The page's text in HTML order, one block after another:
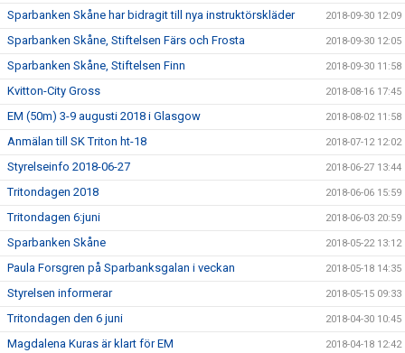
Sparbanken Skåne har bidragit till nya instruktörskläder 2018-09-30 12:09
Sparbanken Skåne, Stiftelsen Färs och Frosta 2018-09-30 12:05
Sparbanken Skåne, Stiftelsen Finn 2018-09-30 11:58
Kvitton-City Gross 2018-08-16 17:45
EM (50m) 3-9 augusti 2018 i Glasgow 2018-08-02 11:58
Anmälan till SK Triton ht-18 2018-07-12 12:02
Styrelseinfo 2018-06-27 2018-06-27 13:44
Tritondagen 2018 2018-06-06 15:59
Tritondagen 6:juni 2018-06-03 20:59
Sparbanken Skåne 2018-05-22 13:12
Paula Forsgren på Sparbanksgalan i veckan 2018-05-18 14:35
Styrelsen informerar 2018-05-15 09:33
Tritondagen den 6 juni 2018-04-30 10:45
Magdalena Kuras är klart för EM 2018-04-18 12:42